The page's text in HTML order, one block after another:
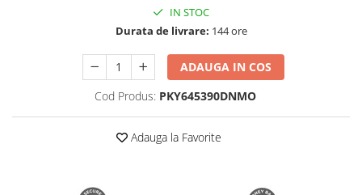
Aparate de Masaj
Roboți de Bucătărie
Perii de Păr Electrice
Plăci de Bază
IN STOC
Durata de livrare: 144 ore
ADAUGA IN COS
Cod Produs: PKY645390DNMO
Adauga la Favorite